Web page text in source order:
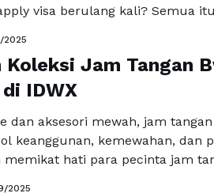
visa berulang kali? Semua
kamu yang sering ke Eropa,
kerja, bisnis, atau …Baca
2025
Koleksi Jam Tangan
IDWX
dan aksesori mewah, jam
keanggunan, kemewahan, dan
memikat hati para pecinta jam
2025